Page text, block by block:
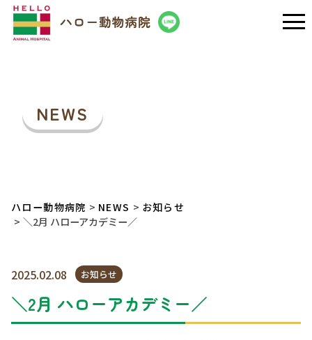
NEWS
ハロー動物病院 NEWS
お知らせ
＼2月 ハローアカデミー／
2025.02.08 お知らせ
＼2月 ハローアカデミー／